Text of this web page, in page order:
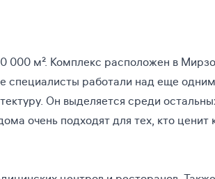
000 м². Комплекс расположен в
специалисты работали над еще одним
Он выделяется среди
очень подходят для тех, кто ценит